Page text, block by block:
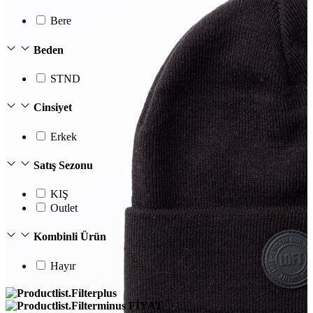
Bere
Beden
STND
Cinsiyet
Erkek
Satış Sezonu
KIŞ
Outlet
Kombinli Ürün
Hayır
FİYAT